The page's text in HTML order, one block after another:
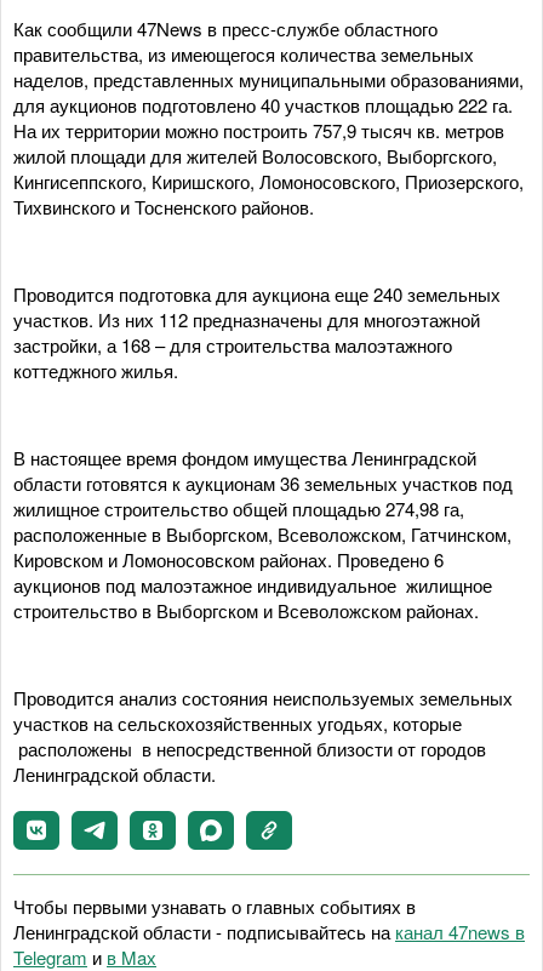
Как сообщили 47News в пресс-службе областного
правительства, из имеющегося количества земельных
наделов, представленных муниципальными образованиями,
для аукционов подготовлено 40 участков площадью 222 га.
На их территории можно построить 757,9 тысяч кв. метров
жилой площади для жителей Волосовского, Выборгского,
Кингисеппского, Киришского, Ломоносовского, Приозерского,
Тихвинского и Тосненского районов.
Проводится подготовка для аукциона еще 240 земельных
участков. Из них 112 предназначены для многоэтажной
застройки, а 168 – для строительства малоэтажного
коттеджного жилья.
В настоящее время фондом имущества Ленинградской
области готовятся к аукционам 36 земельных участков под
жилищное строительство общей площадью 274,98 га,
расположенные в Выборгском, Всеволожском, Гатчинском,
Кировском и Ломоносовском районах. Проведено 6
аукционов под малоэтажное индивидуальное жилищное
строительство в Выборгском и Всеволожском районах.
Проводится анализ состояния неиспользуемых земельных
участков на сельскохозяйственных угодьях, которые
расположены в непосредственной близости от городов
Ленинградской области.
Чтобы первыми узнавать о главных событиях в
Ленинградской области - подписывайтесь на канал 47news в
Telegram и в Maх